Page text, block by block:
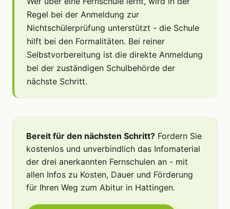
Regel bei der Anmeldung zur
Nichtschülerprüfung unterstützt - die Schule
hilft bei den Formalitäten. Bei reiner
Selbstvorbereitung ist die direkte Anmeldung
bei der zuständigen Schulbehörde der
nächste Schritt.
Bereit für den nächsten Schritt? Fordern Sie
kostenlos und unverbindlich das Infomaterial
der drei anerkannten Fernschulen an - mit
allen Infos zu Kosten, Dauer und Förderung
für Ihren Weg zum Abitur in Hattingen.